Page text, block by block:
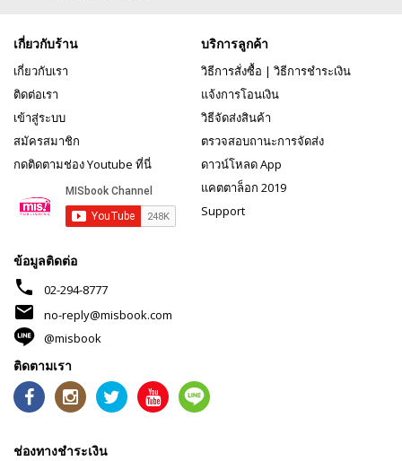
เกี่ยวกับร้าน
เกี่ยวกับเรา
ติดต่อเรา
เข้าสู่ระบบ
สมัครสมาชิก
กดติดตามช่อง Youtube ที่นี่
บริการลูกค้า
วิธีการสั่งซื้อ | วิธีการชำระเงิน
แจ้งการโอนเงิน
วิธีจัดส่งสินค้า
ตรวจสอบถานะการจัดส่ง
ดาวน์โหลด App
แคตตาล็อก 2019
Support
ข้อมูลติดต่อ
phone 02-294-8777
mail
no-reply@misbook.com
@misbook
ติดตามเรา
ช่องทางชำระเงิน